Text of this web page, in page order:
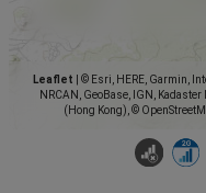
Leaflet
© Esri, HERE, Garmin,
NRCAN, GeoBase, IGN,
(Hong Kong), ©